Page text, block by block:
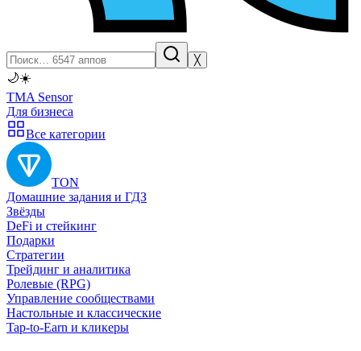
╳
🌙☀️
TMA Sensor
Для бизнеса
Все категории
TON
Домашние задания и ГДЗ
Звёзды
DeFi и стейкинг
Подарки
Стратегии
Трейдинг и аналитика
Ролевые (RPG)
Управление сообществами
Настольные и классические
Tap-to-Earn и кликеры